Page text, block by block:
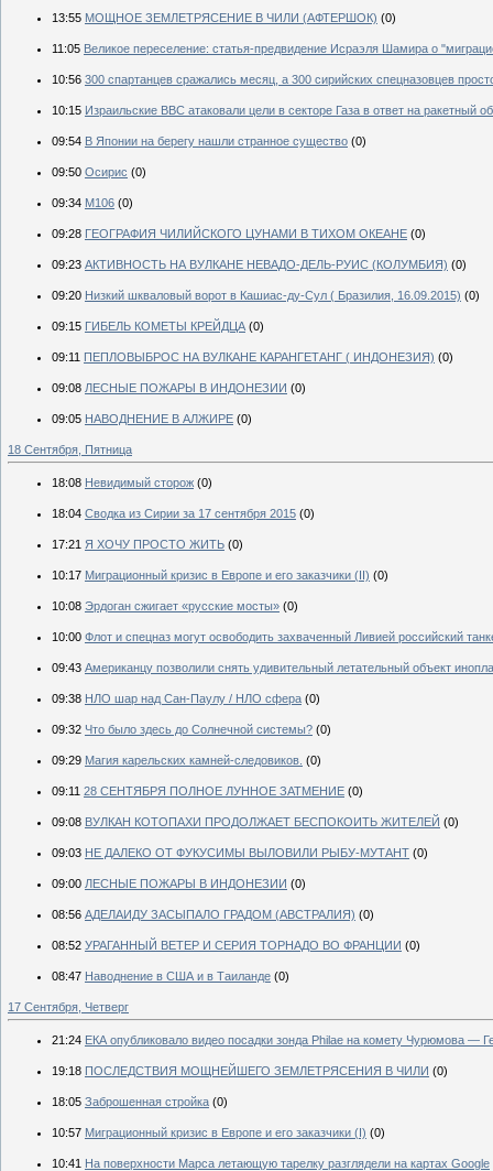
13:55 МОЩНОЕ ЗЕМЛЕТРЯСЕНИЕ В ЧИЛИ (АФТЕРШОК) (0)
11:05 Великое переселение: статья-предвидение Исраэля Шамира о
10:56 300 спартанцев сражались месяц, а 300 сирийских спецназовцев
10:15 Израильские ВВС атаковали цели в секторе Газа в ответ на ракетный
09:54 В Японии на берегу нашли странное существо (0)
09:50 Осирис (0)
09:34 M106 (0)
09:28 ГЕОГРАФИЯ ЧИЛИЙСКОГО ЦУНАМИ В ТИХОМ ОКЕАНЕ (0)
09:23 АКТИВНОСТЬ НА ВУЛКАНЕ НЕВАДО-ДЕЛЬ-РУИС (КОЛУМБИЯ) (0)
09:20 Низкий шкваловый ворот в Кашиас-ду-Сул ( Бразилия, 16.09.2015) (0)
09:15 ГИБЕЛЬ КОМЕТЫ КРЕЙДЦА (0)
09:11 ПЕПЛОВЫБРОС НА ВУЛКАНЕ КАРАНГЕТАНГ ( ИНДОНЕЗИЯ) (0)
09:08 ЛЕСНЫЕ ПОЖАРЫ В ИНДОНЕЗИИ (0)
09:05 НАВОДНЕНИЕ В АЛЖИРЕ (0)
18 Сентября, Пятница
18:08 Невидимый сторож (0)
18:04 Сводка из Сирии за 17 сентября 2015 (0)
17:21 Я ХОЧУ ПРОСТО ЖИТЬ (0)
10:17 Миграционный кризис в Европе и его заказчики (II) (0)
10:08 Эрдоган сжигает «русские мосты» (0)
10:00 Флот и спецназ могут освободить захваченный Ливией российский
09:43 Американцу позволили снять удивительный летательный объект
09:38 НЛО шар над Сан-Паулу / НЛО сфера (0)
09:32 Что было здесь до Солнечной системы? (0)
09:29 Магия карельских камней-следовиков. (0)
09:11 28 СЕНТЯБРЯ ПОЛНОЕ ЛУННОЕ ЗАТМЕНИЕ (0)
09:08 ВУЛКАН КОТОПАХИ ПРОДОЛЖАЕТ БЕСПОКОИТЬ ЖИТЕЛЕЙ (0)
09:03 НЕ ДАЛЕКО ОТ ФУКУСИМЫ ВЫЛОВИЛИ РЫБУ-МУТАНТ (0)
09:00 ЛЕСНЫЕ ПОЖАРЫ В ИНДОНЕЗИИ (0)
08:56 АДЕЛАИДУ ЗАСЫПАЛО ГРАДОМ (АВСТРАЛИЯ) (0)
08:52 УРАГАННЫЙ ВЕТЕР И СЕРИЯ ТОРНАДО ВО ФРАНЦИИ (0)
08:47 Наводнение в США и в Таиланде (0)
17 Сентября, Четверг
21:24 ​ЕКА опубликовало видео посадки зонда Philae на комету Чурюмова —
19:18 ПОСЛЕДСТВИЯ МОЩНЕЙШЕГО ЗЕМЛЕТРЯСЕНИЯ В ЧИЛИ (0)
18:05 Заброшенная стройка (0)
10:57 Миграционный кризис в Европе и его заказчики (I) (0)
10:41 На поверхности Марса летающую тарелку разглядели на картах Google